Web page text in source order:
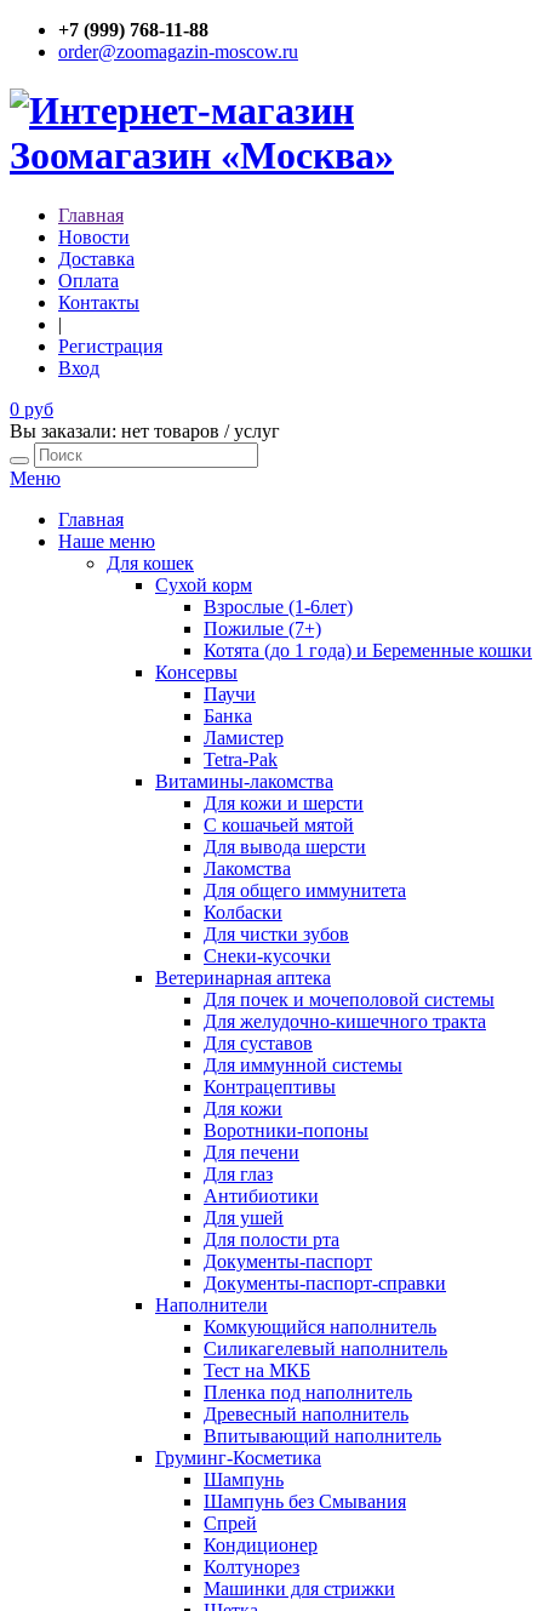
+7 (999) 768-11-88
order@zoomagazin-moscow.ru
Главная
Новости
Доставка
Оплата
Контакты
|
Регистрация
Вход
0 руб
Вы заказали: нет товаров / услуг
Меню
Главная
Наше меню
Для кошек
Сухой корм
Взрослые (1-6лет)
Пожилые (7+)
Котята (до 1 года) и Беременные кошки
Консервы
Паучи
Банка
Ламистер
Tetra-Pak
Витамины-лакомства
Для кожи и шерсти
С кошачьей мятой
Для вывода шерсти
Лакомства
Для общего иммунитета
Колбаски
Для чистки зубов
Снеки-кусочки
Ветеринарная аптека
Для почек и мочеполовой системы
Для желудочно-кишечного тракта
Для суставов
Для иммунной системы
Контрацептивы
Для кожи
Воротники-попоны
Для печени
Для глаз
Антибиотики
Для ушей
Для полости рта
Документы-паспорт
Документы-паспорт-справки
Наполнители
Комкующийся наполнитель
Силикагелевый наполнитель
Тест на МКБ
Пленка под наполнитель
Древесный наполнитель
Впитывающий наполнитель
Груминг-Косметика
Шампунь
Шампунь без Смывания
Спрей
Кондиционер
Колтунорез
Машинки для стрижки